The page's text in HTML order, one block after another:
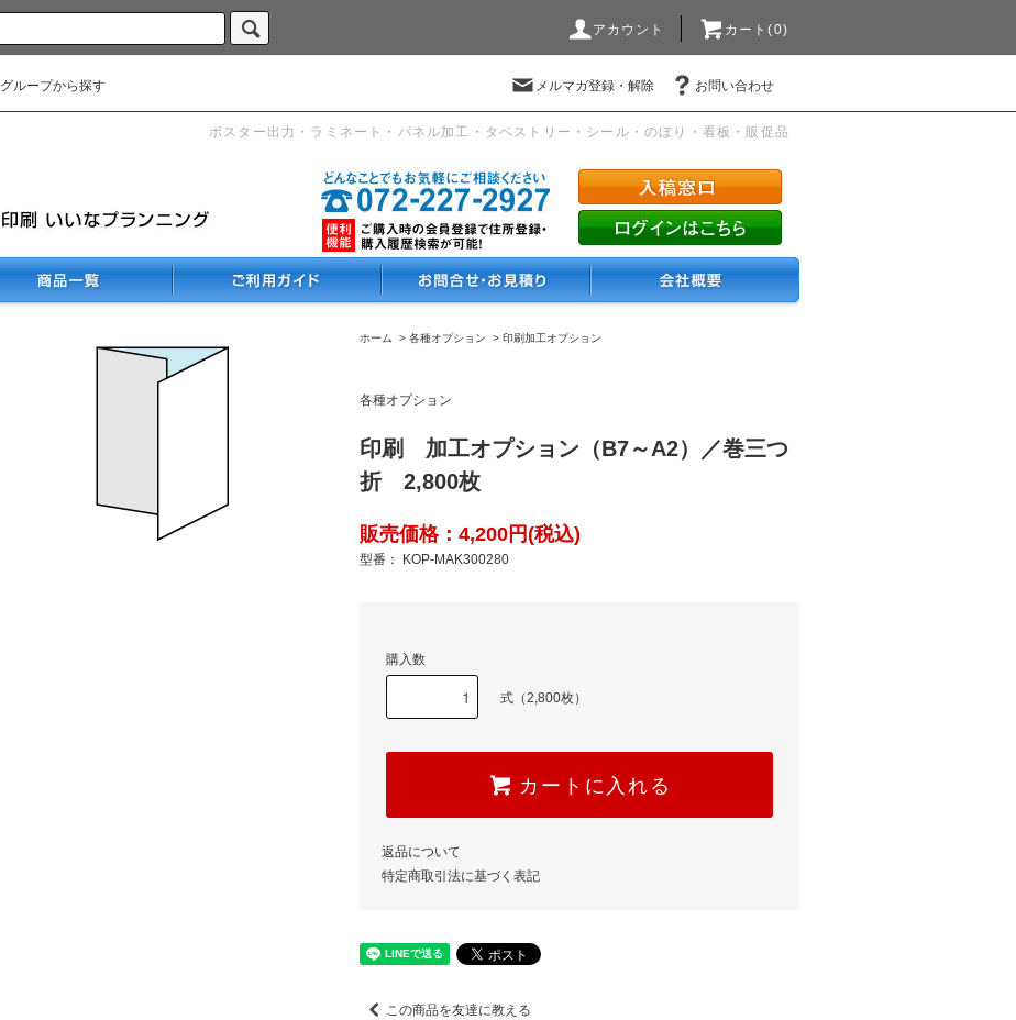
アカウント カート(0)
グループから探す メルマガ登録・解除 お問い合わせ
ポスター出力・ラミネート・パネル加工・タペストリー・シール・のぼり・看板・販促品
ホーム > 各種オプション > 印刷加工オプション
各種オプション
印刷 加工オプション（B7～A2）／巻三つ
折 2,800枚
販売価格：4,200円(税込)
型番： KOP-MAK300280
購入数
式（2,800枚）
カートに入れる
返品について
特定商取引法に基づく表記
この商品を友達に教える